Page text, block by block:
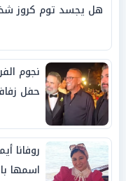
هل يجسد توم كروز
نجوم
حفل
روفانا
اسمها